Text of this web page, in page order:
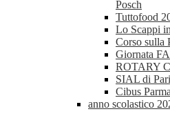
Posch
Tuttofood
Lo Scappi
Corso sulla
Giornata
ROTARY
SIAL di
Cibus
anno scolastico